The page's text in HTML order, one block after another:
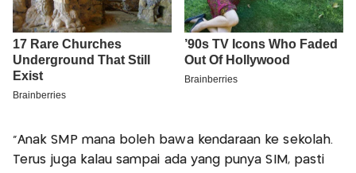
“Anak SMP mana boleh bawa kendaraan ke sekolah.
Terus juga kalau sampai ada yang punya SIM, pasti